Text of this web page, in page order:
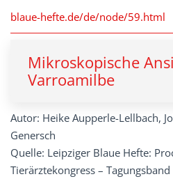
blaue-hefte.de/de/node/59.html
Mikroskopische
Varroamilbe
Autor: Heike Aupperle-Lellbach,
Genersch
Quelle: Leipziger Blaue Hefte:
Tierärztekongress – Tagungsband